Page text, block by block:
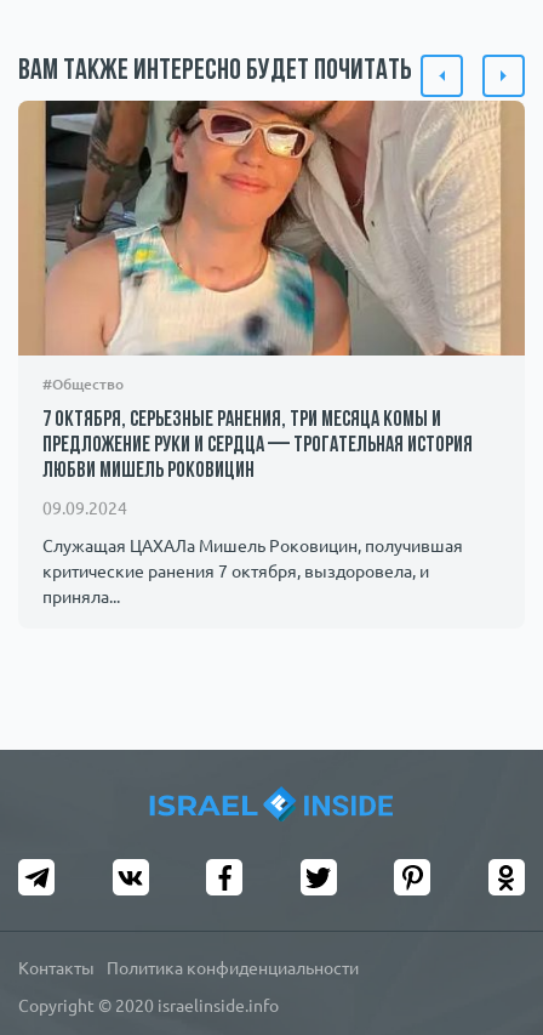
Вам также интересно будет почитать
#Общество
7 октября, серьезные ранения, три месяца комы и
предложение руки и сердца — трогательная история
любви Мишель Роковицин
09.09.2024
Служащая ЦАХАЛа Мишель Роковицин, получившая
критические ранения 7 октября, выздоровела, и
приняла...
Copyright © 2020 israelinside.info
Контакты Политика конфиденциальности